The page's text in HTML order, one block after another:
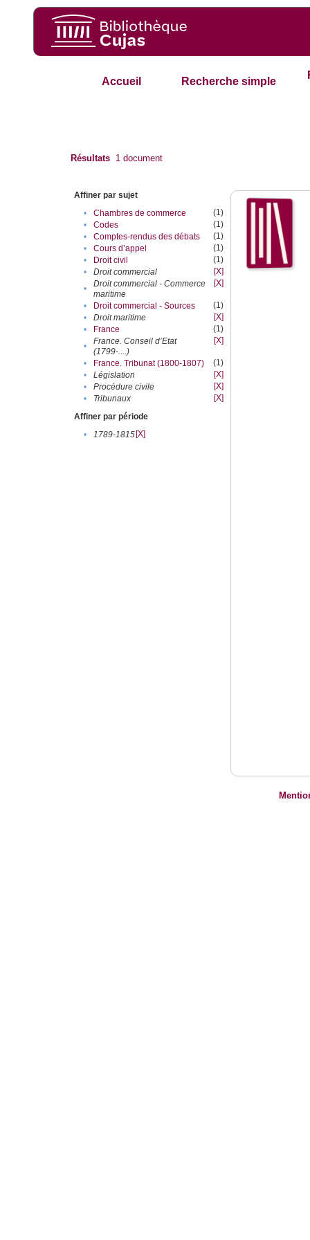
Accueil Recherche simple
Résultats 1 document
Affiner par sujet
•
Chambres de commerce
(1)
•
Codes
(1)
•
Comptes-rendus des débats
(1)
•
Cours d’appel
(1)
•
Droit civil
(1)
•
Droit commercial
[X]
•
Droit commercial - Commerce
maritime
[X]
• Droit commercial - Sources
(1)
•
Droit maritime
[X]
•
France
(1)
•
France. Conseil d’Etat
(1799-....)
[X]
• France. Tribunat (1800-1807)
(1)
•
Législation
[X]
•
Procédure civile
[X]
•
Tribunaux
[X]
Affiner par période
•
1789-1815[X]